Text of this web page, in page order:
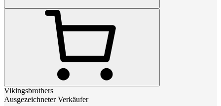
Vikingsbrothers
Ausgezeichneter Verkäufer